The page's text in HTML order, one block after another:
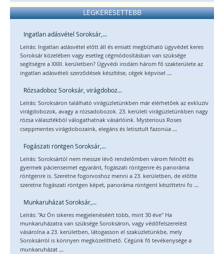
LEGKERESETTEBB
Ingatlan adásvétel Soroksár,...
Leírás: Ingatlan adásvétel előtt áll és emiatt megbízható ügyvédet keres
Soroksár közelében vagy esetleg cégmódosításban van szüksége
segítségre a XXIII. kerületben? Ügyvédi irodám három fő szakterülete az
ingatlan adásvételi szerződések készítése, cégek képvisel ...
Rózsadoboz Soroksár, virágdoboz...
Leírás: Soroksáron található virágüzletünkben már elérhetőek az exkluzív
virágdobozok, avagy a rózsadobozok. 23. kerületi virágüzletünkben nagy
rózsa választékból válogathatnak vásárlóink. Mysterious Roses
cseppmentes virágdobozaink, elegáns és letisztult fazonúa ...
Fogászati röntgen Soroksár,...
Leírás: Soroksártól nem messze lévő rendelőmben várom felnőtt és
gyermek pácienseimet egyaránt, fogászati röntgenre és panoráma
röntgenre is. Szeretne fogorvoshoz menni a 23. kerületben, de előtte
szeretne fogászati röntgen képet, panoráma röntgent készíttetni fo ...
Munkaruházat Soroksár,...
Leírás: "Az Ön sikeres megjelenéséért több, mint 30 éve" Ha
munkaruházatra van szüksége Soroksáron, vagy védőfelszerelést
vásárolna a 23. kerületben, látogasson el szaküzletünkbe, mely
Soroksárról is könnyen megközelíthető. Cégünk fő tevékenysége a
munkaruházat ...